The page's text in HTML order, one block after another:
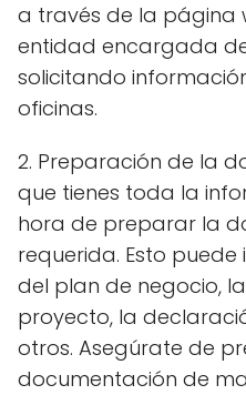
a través de la página
entidad encargada
solicitando
oficinas.
2. Preparación de la
que tienes toda la
hora de preparar la
requerida. Esto
del plan de negocio,
proyecto, la
otros. Asegúrate de
documentación de